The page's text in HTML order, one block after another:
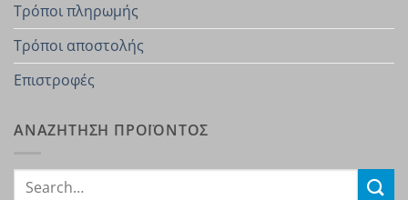
Τρόποι πληρωμής
Τρόποι αποστολής
Επιστροφές
ΑΝΑΖΗΤΗΣΗ ΠΡΟΪΟΝΤΟΣ
Search